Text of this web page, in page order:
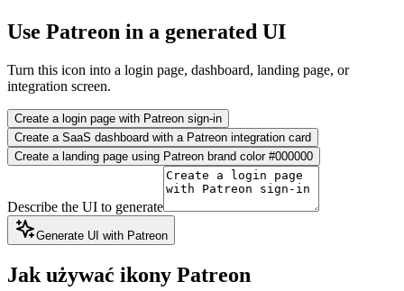
Use Patreon in a generated UI
Turn this icon into a login page, dashboard, landing page, or
integration screen.
Create a login page with Patreon sign-in
Create a SaaS dashboard with a Patreon integration card
Create a landing page using Patreon brand color #000000
Describe the UI to generate
Generate UI with Patreon
Jak używać ikony Patreon